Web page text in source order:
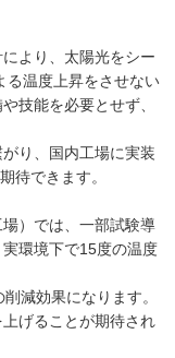
より、太陽光をシー
る温度上昇をさせない
技能を必要とせず、
り、国内工場に実装
待できます。
）では、一部試験導
環境下で15度の温度
減効果になります。
げることが期待され